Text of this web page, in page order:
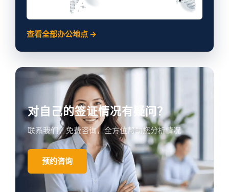
查看全部办公地点 →
对自己的签证情况有疑问？
联系我们，免费咨询，全方位帮助您分析情况
预约咨询